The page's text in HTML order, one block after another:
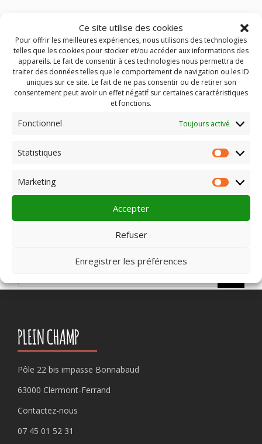
Ce site utilise des cookies
Pour offrir les meilleures expériences, nous utilisons des technologies
telles que les cookies pour stocker et/ou accéder aux informations des
appareils. Le fait de consentir à ces technologies nous permettra de
traiter des données telles que le comportement de navigation ou les ID
uniques sur ce site. Le fait de ne pas consentir ou de retirer son
consentement peut avoir un effet négatif sur certaines caractéristiques
et fonctions.
Fonctionnel Toujours activé
Statistiques
Marketing
Accepter
Refuser
Enregistrer les préférences
Clip « Heureux de vous retrouver » en MP4
we transfer :
PLEIN CHAMP
Pôle 22 bis impasse Bonnabaud
63000 Clermont-Ferrand
Contactez-nous
07 45 01 52 31